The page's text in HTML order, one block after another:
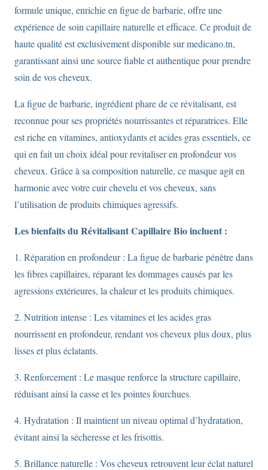
formule unique, enrichie en figue de barbarie, offre une
expérience de soin capillaire naturelle et efficace. Ce produit de
haute qualité est exclusivement disponible sur medicano.tn,
garantissant ainsi une source fiable et authentique pour prendre
soin de vos cheveux.
La figue de barbarie, ingrédient phare de ce révitalisant, est
reconnue pour ses propriétés nourrissantes et réparatrices. Elle
est riche en vitamines, antioxydants et acides gras essentiels, ce
qui en fait un choix idéal pour revitaliser en profondeur vos
cheveux. Grâce à sa composition naturelle, ce masque agit en
harmonie avec votre cuir chevelu et vos cheveux, sans
l’utilisation de produits chimiques agressifs.
Les bienfaits du Révitalisant Capillaire Bio incluent :
1. Réparation en profondeur : La figue de barbarie pénètre dans
les fibres capillaires, réparant les dommages causés par les
agressions extérieures, la chaleur et les produits chimiques.
2. Nutrition intense : Les vitamines et les acides gras
nourrissent en profondeur, rendant vos cheveux plus doux, plus
lisses et plus éclatants.
3. Renforcement : Le masque renforce la structure capillaire,
réduisant ainsi la casse et les pointes fourchues.
4. Hydratation : Il maintient un niveau optimal d’hydratation,
évitant ainsi la sécheresse et les frisottis.
5. Brillance naturelle : Vos cheveux retrouvent leur éclat naturel